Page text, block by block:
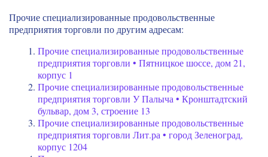
Прочие специализированные продовольственные
предприятия торговли по другим адресам:
Прочие специализированные продовольственные
предприятия торговли • Пятницкое шоссе, дом 21,
корпус 1
Прочие специализированные продовольственные
предприятия торговли У Палыча • Кронштадтский
бульвар, дом 3, строение 13
Прочие специализированные продовольственные
предприятия торговли Лит.ра • город Зеленоград,
корпус 1204